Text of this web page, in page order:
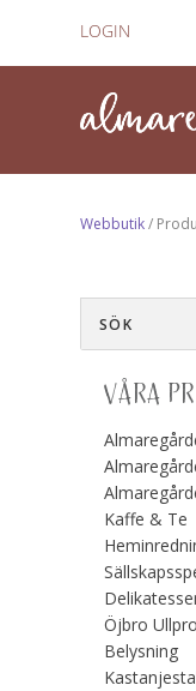
LOGIN
Webbutik/
VÅRA
Kaffe & Te
Öjbro
Belysning